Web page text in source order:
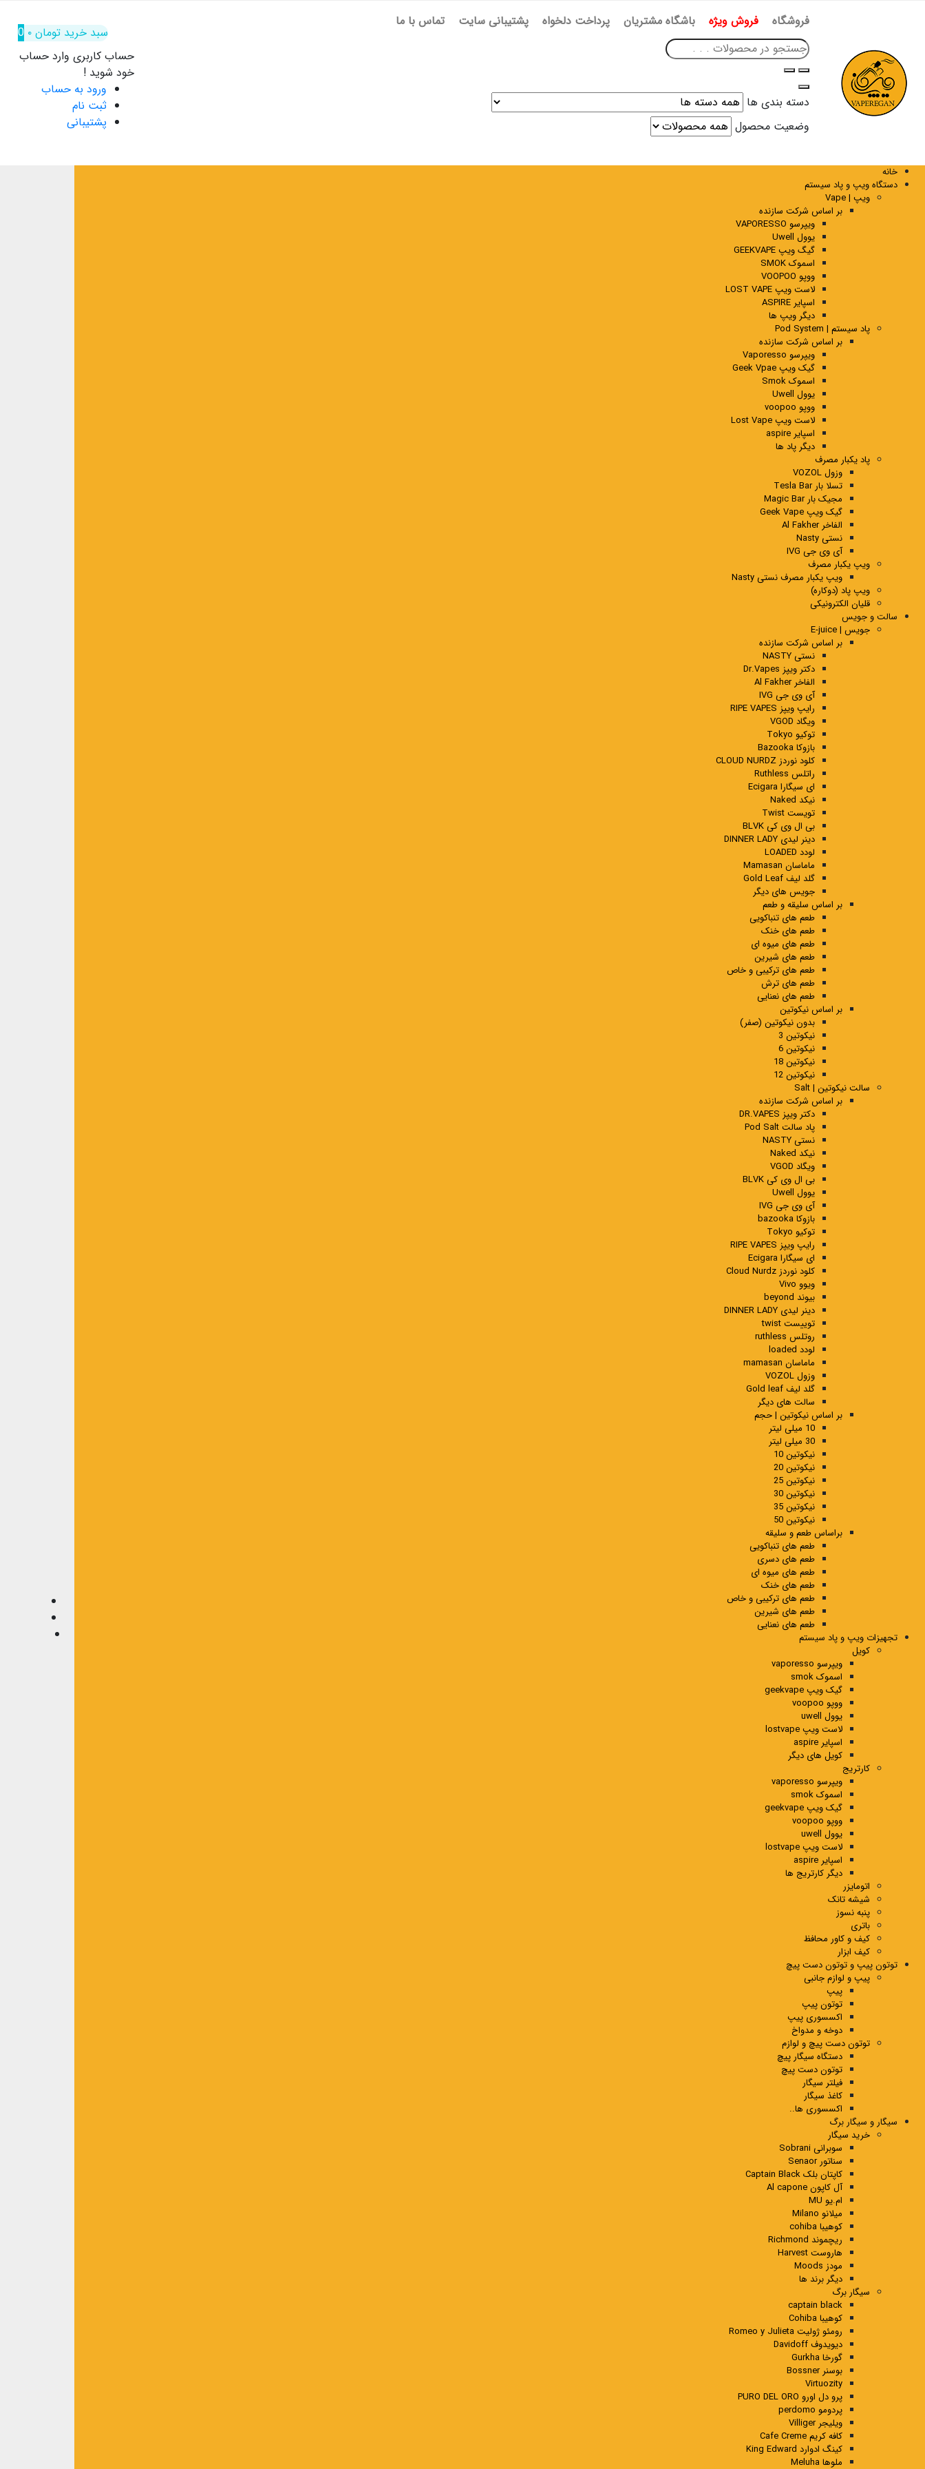
فروشگاه فروش ویژه باشگاه مشتریان پرداخت دلخواه پشتیبانی سایت تماس با ما
دسته بندی ها
وضعیت محصول
سبد خرید تومان۰
0
حساب کاربری وارد حساب
خود شوید !
ورود به حساب
ثبت نام
پشتیبانی
خانه
دستگاه ویپ و پاد سیستم
ویپ | Vape
بر اساس شرکت سازنده
ویپرسو VAPORESSO
یوول Uwell
گیگ ویپ GEEKVAPE
اسموک SMOK
ووپو VOOPOO
لاست ویپ LOST VAPE
اسپایر ASPIRE
دیگر ویپ ها
پاد سیستم | Pod System
بر اساس شرکت سازنده
ویپرسو Vaporesso
گیک ویپ Geek Vpae
اسموک Smok
یوول Uwell
ووپو voopoo
لاست ویپ Lost Vape
اسپایر aspire
دیگر پاد ها
پاد یکبار مصرف
وزول VOZOL
تسلا بار Tesla Bar
مجیک بار Magic Bar
گیک ویپ Geek Vape
الفاخر Al Fakher
نستی Nasty
آی وی جی IVG
ویپ یکبار مصرف
ویپ یکبار مصرف نستی Nasty
ویپ پاد (دوکاره)
قلیان الکترونیکی
سالت و جویس
جویس | E-juice
بر اساس شرکت سازنده
نستی NASTY
دکتر ویپز Dr.Vapes
الفاخر Al Fakher
آی وی جی IVG
رایپ ویپز RIPE VAPES
ویگاد VGOD
توکیو Tokyo
بازوکا Bazooka
کلود نوردز CLOUD NURDZ
راتلس Ruthless
ای سیگارا Ecigara
نیکد Naked
تویست Twist
بی ال وی کی BLVK
دینر لیدی DINNER LADY
لودد LOADED
ماماسان Mamasan
گلد لیف Gold Leaf
جویس های دیگر
بر اساس سلیقه و طعم
طعم های تنباکویی
طعم های خنک
طعم های میوه ای
طعم های شیرین
طعم های ترکیبی و خاص
طعم های ترش
طعم های نعنایی
بر اساس نیکوتین
بدون نیکوتین (صفر)
نیکوتین 3
نیکوتین 6
نیکوتین 18
نیکوتین 12
سالت نیکوتین | Salt
بر اساس شرکت سازنده
دکتر ویپز DR.VAPES
پاد سالت Pod Salt
نستی NASTY
نیکد Naked
ویگاد VGOD
بی ال وی کی BLVK
یوول Uwell
آی وی جی IVG
بازوکا bazooka
توکیو Tokyo
رایپ ویپز RIPE VAPES
ای سیگارا Ecigara
کلود نوردز Cloud Nurdz
ویوو Vivo
بیوند beyond
دینر لیدی DINNER LADY
توییست twist
روتلس ruthless
لودد loaded
ماماسان mamasan
وزول VOZOL
گلد لیف Gold leaf
سالت های دیگر
بر اساس نیکوتین | حجم
10 میلی لیتر
30 میلی لیتر
نیکوتین 10
نیکوتین 20
نیکوتین 25
نیکوتین 30
نیکوتین 35
نیکوتین 50
براساس طعم و سلیقه
طعم های تنباکویی
طعم های دسری
طعم های میوه ای
طعم های خنک
طعم های ترکیبی و خاص
طعم های شیرین
طعم های نعنایی
تجهیزات ویپ و پاد سیستم
کویل
ویپرسو vaporesso
اسموک smok
گیک ویپ geekvape
ووپو voopoo
یوول uwell
لاست ویپ lostvape
اسپایر aspire
کویل های دیگر
کارتریج
ویپرسو vaporesso
اسموک smok
گیک ویپ geekvape
ووپو voopoo
یوول uwell
لاست ویپ lostvape
اسپایر aspire
دیگر کارتریج ها
اتومایزر
شیشه تانک
پنبه نسوز
باتری
کیف و کاور محافظ
کیف ابزار
توتون پیپ و توتون دست پیچ
پیپ و لوازم جانبی
پیپ
توتون پیپ
اکسسوری پیپ
دوخه و مدواخ
توتون دست پیچ و لوازم
دستگاه سیگار پیچ
توتون دست پیچ
فیلتر سیگار
کاغذ سیگار
اکسسوری ها..
سیگار و سیگار برگ
خرید سیگار
سوبرانی Sobrani
سناتور Senaor
کاپتان بلک Captain Black
آل کاپون Al capone
ام.یو MU
میلانو Milano
کوهیبا cohiba
ریچموند Richmond
هاروست Harvest
مودز Moods
دیگر برند ها
سیگار برگ
captain black
کوهیبا Cohiba
رومئو ژولیت Romeo y Julieta
دیویدوف Davidoff
گورخا Gurkha
بوسنر Bossner
Virtuozity
پرو دل اورو PURO DEL ORO
پردومو perdomo
ویلیجر Villiger
کافه کریم Cafe Creme
کینگ ادوارد King Edward
ملوها Meluha